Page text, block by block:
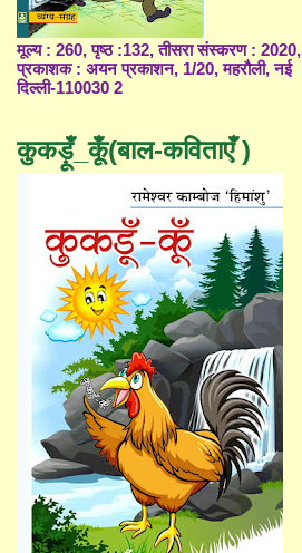
मूल्य : 260, पृष्ठ :132, तीसरा संस्करण : 2020,
प्रकाशक : अयन प्रकाशन, 1/20, महरौली, नई
दिल्ली-110030 2
कुकड़ूँ_कूँ(बाल-कविताएँ )